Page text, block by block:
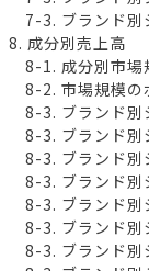
7-3. ブランド別
8. 成分別売上高
8-1. 成分別市場
8-2. 市場規模の
8-3. ブランド別
8-3. ブランド別
8-3. ブランド別
8-3. ブランド別
8-3. ブランド別
8-3. ブランド別
8-3. ブランド別